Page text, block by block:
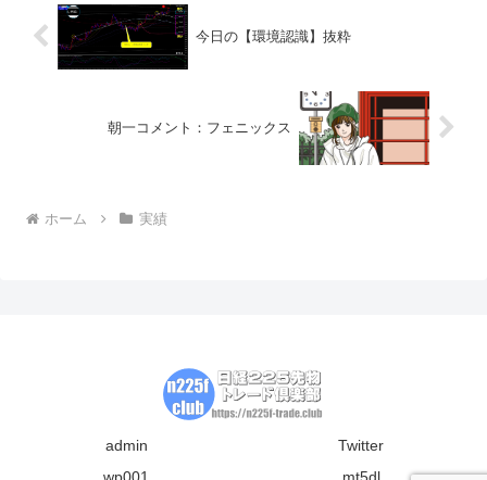
今日の【環境認識】抜粋
朝一コメント：フェニックス
ホーム 実績
admin
Twitter